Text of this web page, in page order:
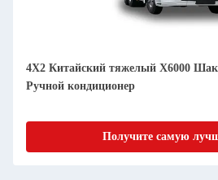
4X2 Китайский тяжелый X6000
Ручной кондиционер
Получите самую